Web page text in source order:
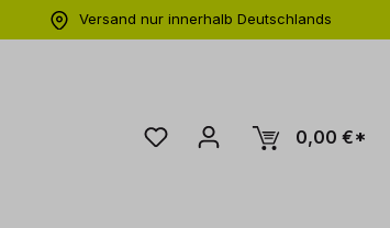
Versand nur innerhalb Deutschlands
0,00 €*